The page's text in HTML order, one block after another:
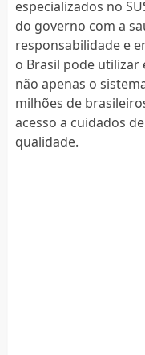
especializados no
do governo com a
responsabilidade e
o Brasil pode
não apenas o
milhões de
acesso a cuidados
qualidade.